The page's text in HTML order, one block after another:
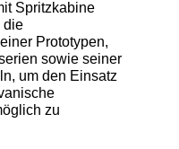
Spritzkabine
die
Prototypen,
sowie seiner
um den Einsatz
zu